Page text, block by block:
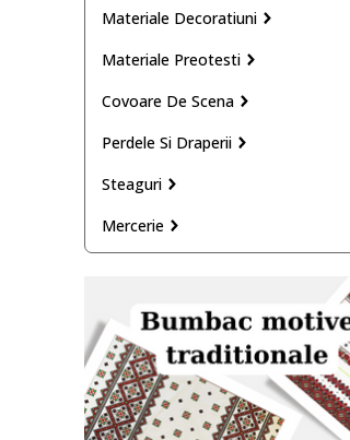
Materiale Decoratiuni
Materiale Preotesti
Covoare De Scena
Perdele Si Draperii
Steaguri
Mercerie